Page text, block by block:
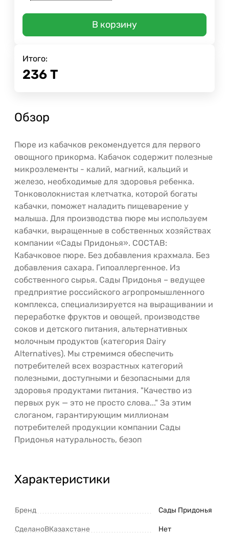
В корзину
Итого:
236 Т
Обзор
Пюре из кабачков рекомендуется для первого
овощного прикорма. Кабачок содержит полезные
микроэлементы - калий, магний, кальций и
железо, необходимые для здоровья ребенка.
Тонковолокнистая клетчатка, которой богаты
кабачки, поможет наладить пищеварение у
малыша. Для производства пюре мы используем
кабачки, выращенные в собственных хозяйствах
компании «Сады Придонья». СОСТАВ:
Кабачковое пюре. Без добавления крахмала. Без
добавления сахара. Гипоаллергенное. Из
собственного сырья. Сады Придонья – ведущее
предприятие российского агропромышленного
комплекса, специализируется на выращивании и
переработке фруктов и овощей, производстве
соков и детского питания, альтернативных
молочным продуктов (категория Dairy
Alternatives). Мы стремимся обеспечить
потребителей всех возрастных категорий
полезными, доступными и безопасными для
здоровья продуктами питания. "Качество из
первых рук — это не просто слова..." За этим
слоганом, гарантирующим миллионам
потребителей продукции компании Сады
Придонья натуральность, безоп
Характеристики
Бренд Сады Придонья
СделаноВКазахстане Нет